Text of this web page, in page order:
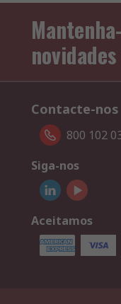
Contacte-nos
800 102
Siga-nos
Aceitamos